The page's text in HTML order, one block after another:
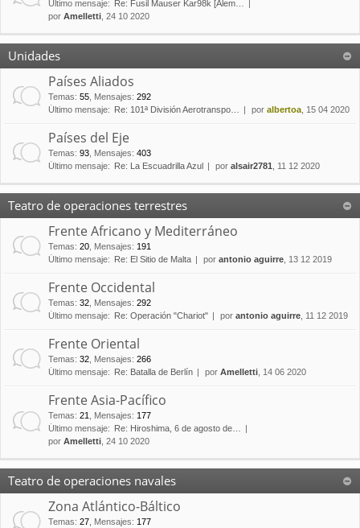
Último mensaje:
Re: Fusil Mauser Kar98k [Alem…
por Amelletti , 24 10 2020
Unidades
Países Aliados
Temas: 55 Mensajes: 292
Último mensaje:
Re: 101ª División Aerotranspo… por albertoa , 15 04 2020
Países del Eje
Temas: 93 Mensajes: 403
Último mensaje:
Re: La Escuadrilla Azul por alsair2781 , 11 12 2020
Teatro de operaciones terrestres
Frente Africano y Mediterráneo
Temas: 20 Mensajes: 191
Último mensaje:
Re: El Sitio de Malta por antonio aguirre , 13 12 2019
Frente Occidental
Temas: 32 Mensajes: 292
Último mensaje:
Re: Operación "Chariot" por antonio aguirre , 11 12 2019
Frente Oriental
Temas: 32 Mensajes: 266
Último mensaje:
Re: Batalla de Berlín por Amelletti , 14 06 2020
Frente Asia-Pacífico
Temas: 21 Mensajes: 177
Último mensaje:
Re: Hiroshima, 6 de agosto de…
por Amelletti , 24 10 2020
Teatro de operaciones navales
Zona Atlántico-Báltico
Temas: 27 Mensajes: 177